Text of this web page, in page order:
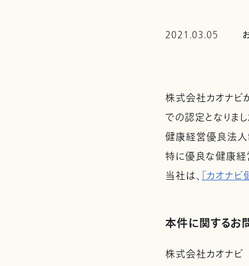
2021.03.05
株式会社カオナビ
での認定となりまし
健康経営優良法人
特に優良な健康経
当社は、「カオナ
本件に関するお
株式会社カオナ